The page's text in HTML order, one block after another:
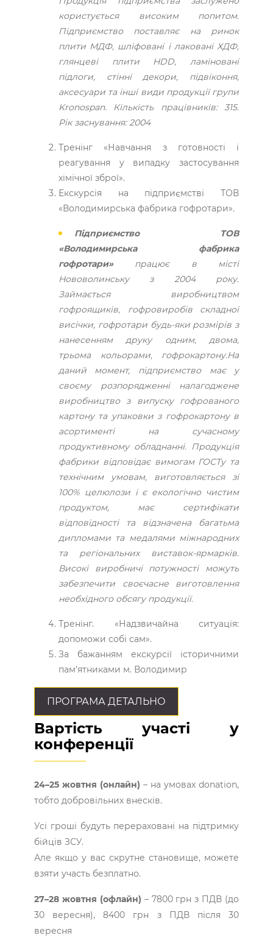
користується високим попитом.
Підприємство поставляє на ринок
плити МДФ, шліфовані і лаковані ХДФ,
глянцеві плити HDD, ламіновані
підлоги, стінні декори, підвіконня,
аксесуари та інші види продукції групи
Kronospan. Кількість працівників: 315.
Рік заснування: 2004
Тренінг «Навчання з готовності і
реагування у випадку застосування
хімічної зброї».
Екскурсія на підприємстві ТОВ
«Володимирська фабрика гофротари».
Підприємство ТОВ
«Володимирська фабрика
гофротари»працює в місті
Нововолинську з 2004 року.
Займається виробництвом
гофроящиків, гофровиробів складної
висічки, гофротари будь-яки розмірів з
нанесенням друку одним, двома,
трьома кольорами, гофрокартону.На
даний момент, підприємство має у
своєму розпорядженні налагоджене
виробництво з випуску гофрованого
картону та упаковки з гофрокартону в
асортименті на сучасному
продуктивному обладнанні. Продукція
фабрики відповідає вимогам ГОСТу та
технічним умовам, виготовляється зі
100% целюлози і є екологічно чистим
продуктом, має сертифікати
відповідності та відзначена багатьма
дипломами та медалями міжнародних
та регіональних виставок-ярмарків.
Високі виробничі потужності можуть
забезпечити своєчасне виготовлення
необхідного обсягу продукції.
Тренінг. «Надзвичайна ситуація:
допоможи собі сам».
За бажанням екскурсії історичними
пам’ятниками м. Володимир
ПРОГРАМА ДЕТАЛЬНО
Вартість участі у
конференції
24–25 жовтня (онлайн) – на умовах donation,
тобто добровільних внесків.
Усі гроші будуть перераховані на підтримку
бійців ЗСУ.
Але якщо у вас скрутне становище, можете
взяти участь безплатно.
27–28 жовтня (офлайн) – 7800 грн з ПДВ (до
30 вересня), 8400 грн з ПДВ після 30
вересня